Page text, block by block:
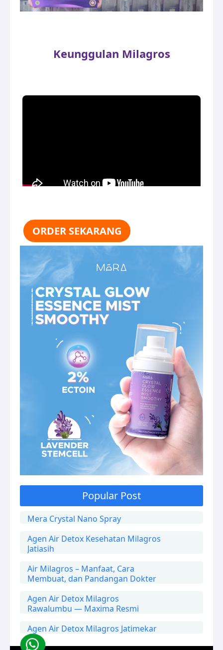
Keunggulan Milagros
ORDER SEKARANG
Popular Post
Mera Crystal Nano Spray
Agen Air Detox Kesehatan Milagros
Jatiasih
Air Milagros – Manfaat, Cara
Membuat, dan Pandangan Dokter
Agen Air Detox Milagros
Rawalumbu — Maxima Resmi
Agen Air Detox Milagros Jatimekar